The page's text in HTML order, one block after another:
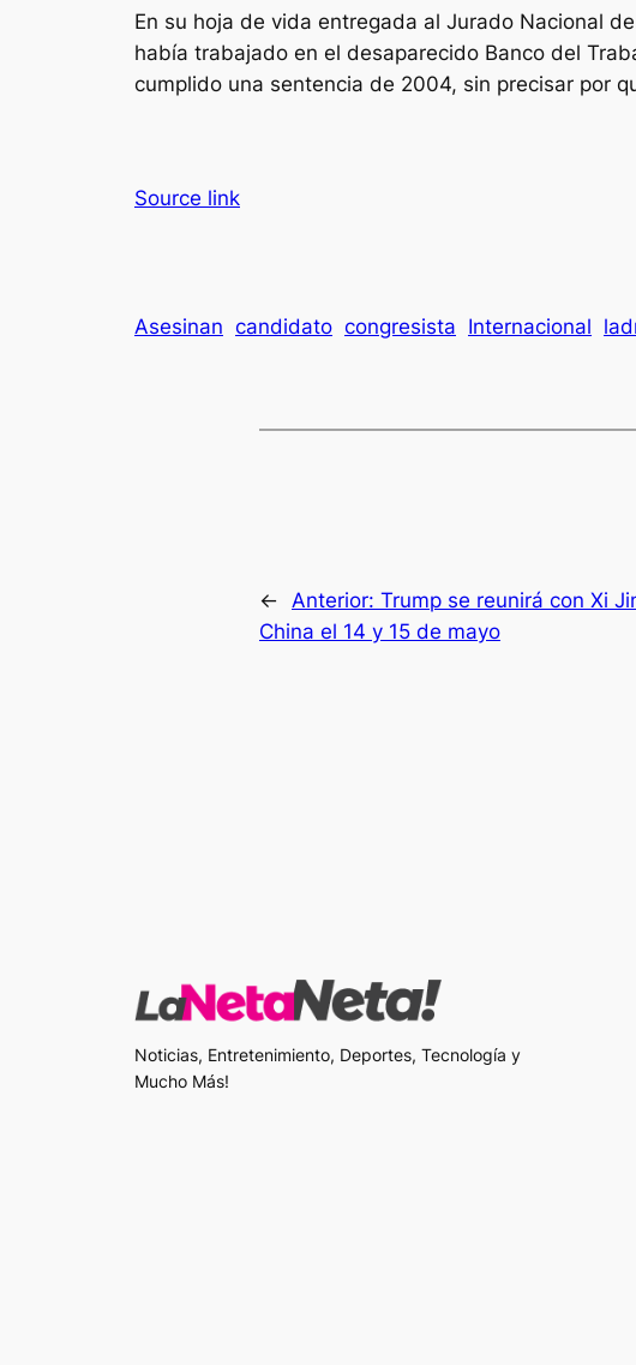
En su hoja de vida entregada al Jurado Nacional
había trabajado en el desaparecido Banco del
cumplido una sentencia de 2004, sin precisar por
Source link
Asesinan candidato congresista Internacional
← Anterior: Trump se reunirá con Xi
China el 14 y 15 de mayo
Noticias, Entretenimiento, Deportes, Tecnología y
Mucho Más!